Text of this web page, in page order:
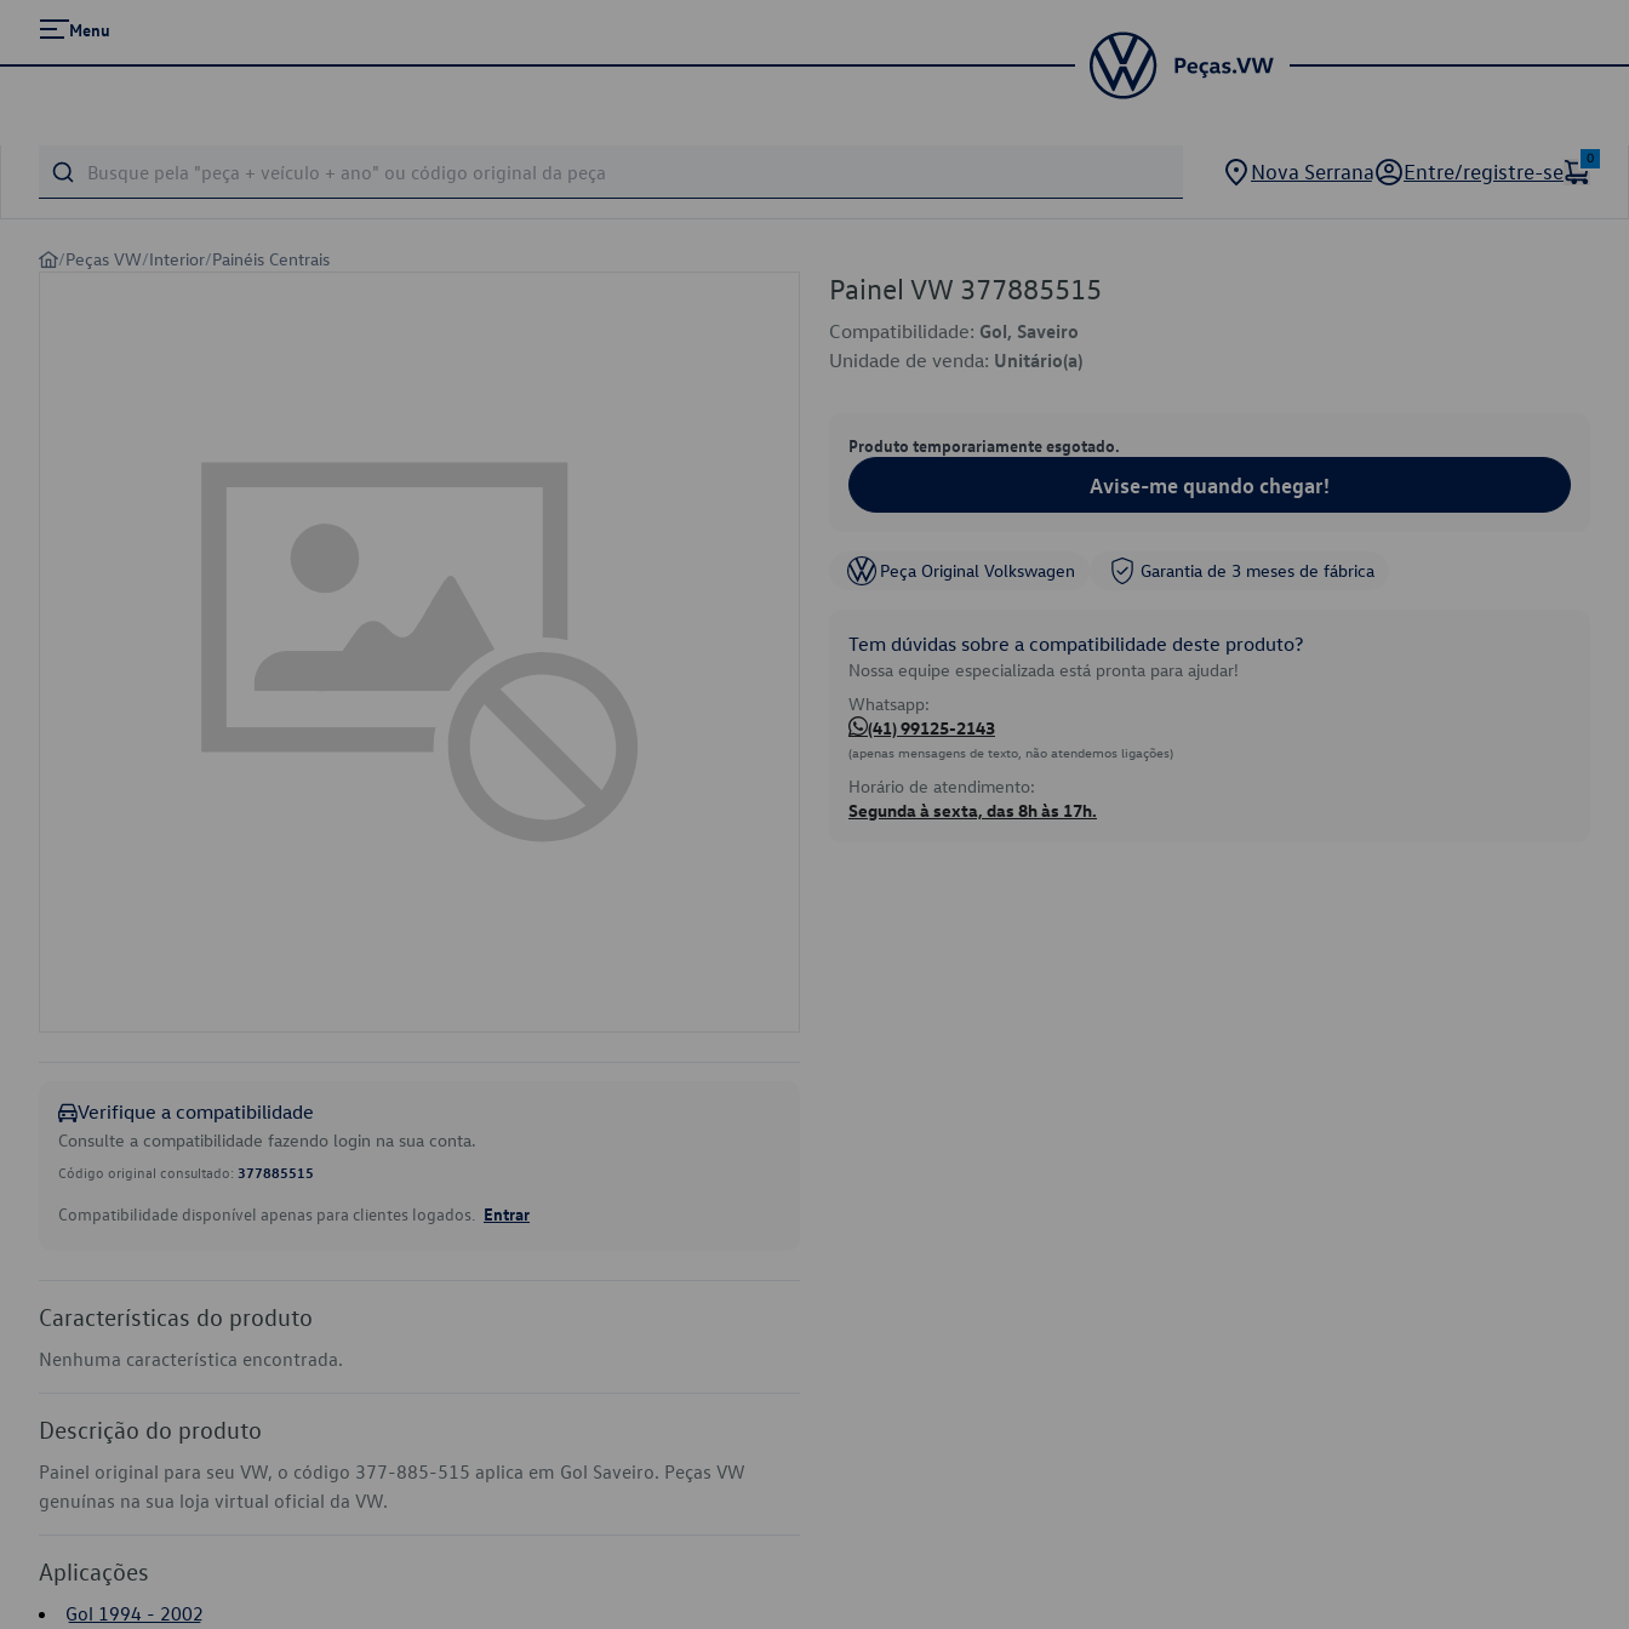
Menu
Nova Serrana Entre/registre-se
0
/Peças VW/Interior/Painéis Centrais
Verifique a compatibilidade
Consulte a compatibilidade fazendo login na sua conta.
Código original consultado: 377885515
Compatibilidade disponível apenas para clientes logados. Entrar
Características do produto
Nenhuma característica encontrada.
Descrição do produto
Painel original para seu VW, o código 377-885-515 aplica em Gol Saveiro. Peças VW
genuínas na sua loja virtual oficial da VW.
Aplicações
Gol 1994 - 2002
Painel VW 377885515
Compatibilidade: Gol, Saveiro
Unidade de venda: Unitário(a)
Produto temporariamente esgotado.
Avise-me quando chegar!
Peça Original Volkswagen Garantia de 3 meses de fábrica
Tem dúvidas sobre a compatibilidade deste produto?
Nossa equipe especializada está pronta para ajudar!
Whatsapp:
(41) 99125-2143
(apenas mensagens de texto, não atendemos ligações)
Horário de atendimento:
Segunda à sexta, das 8h às 17h.